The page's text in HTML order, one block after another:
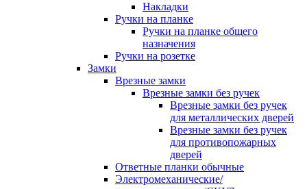
Накладки
Ручки на планке
Ручки на планке общего
назначения
Ручки на розетке
Замки
Врезные замки
Врезные замки без ручек
Врезные замки без ручек
для металлических дверей
Врезные замки без ручек
для противопожарных
дверей
Ответные планки обычные
Электромеханические/